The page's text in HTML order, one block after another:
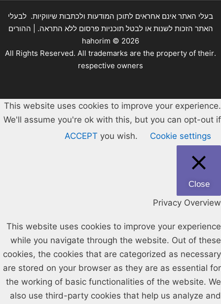
בעלי האתר אינם אחראים לתוכן המודעות ולכתבות שיווקיות. לבעלי
האתר הזכות לשנות או לבטל תוכניות פרסום ללא התראה. | ההורים
hahorim © 2026
.All Rights Reserved. All trademarks are the property of their
respective owners
This website uses cookies to improve your experience.
We'll assume you're ok with this, but you can opt-out if
you wish.
Cookie settings
ACCEPT
Close
Privacy Overview
This website uses cookies to improve your experience
while you navigate through the website. Out of these
cookies, the cookies that are categorized as necessary
are stored on your browser as they are as essential for
the working of basic functionalities of the website. We
also use third-party cookies that help us analyze and